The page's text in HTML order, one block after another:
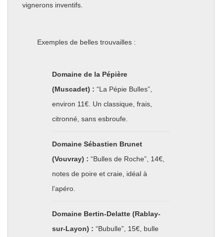
vignerons inventifs.
Exemples de belles trouvailles :
Domaine de la Pépière
(Muscadet) : “La Pépie Bulles”,
environ 11€. Un classique, frais,
citronné, sans esbroufe.
Domaine Sébastien Brunet
(Vouvray) : “Bulles de Roche”, 14€,
notes de poire et craie, idéal à
l’apéro.
Domaine Bertin-Delatte (Rablay-
sur-Layon) : “Bubulle”, 15€, bulle